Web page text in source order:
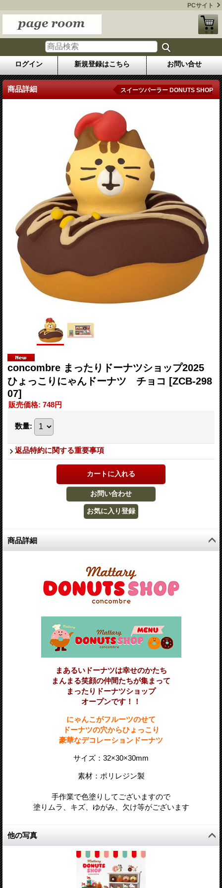
PCサイト
ログイン 新規登録はこちら お問い合せ
商品詳細 スイーツパーラー DONUTS SHOP
concombre まったりドーナツショップ2025
ひょっこりにゃんドーナツ チョコ [ZCB-298
07]
販売価格: 748円
数量:
返品特約に関する重要事項
商品詳細
まあるいドーナツは幸せのかたち
まんまる笑顔の仲間たちが集まって
まったりドーナツショップ
オープンです！！
にゃんこがフルーツのせて
ドーナツの穴からひょっこり
豪華なデコレーションドーナツ
サイズ： 32×30×30mm
素材：ポリレジン製
手作業で色塗りしてございますので
塗りムラ、キズ、ゆがみ、欠け等がございます
他の写真